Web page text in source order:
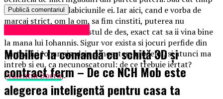
poate profita de slabiciunile ei. Iar aici, cand e vorba de
marcaj strict, om la om, sa fim cinstiti, puterea nu
exceleaza. Se balbaie destul de des, exact cat sa ii vina bine
la mana lui Iohannis. Sigur vor exista si jocuri perfide din
partea lui Iohannis, deja cunoastem modelul, si atunci ma
intreb si eu, ca necunoscatorul: de ce trebuie iertat?
(Valentin Boeru).
Mobilier la comandă cu schiță 3D și
contract ferm – De ce NCH Mob este
alegerea inteligentă pentru casa ta